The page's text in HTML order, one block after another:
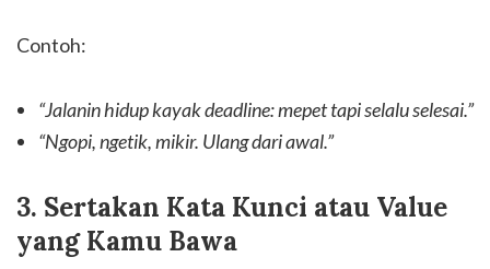
Contoh:
“Jalanin hidup kayak deadline: mepet tapi selalu selesai.”
“Ngopi, ngetik, mikir. Ulang dari awal.”
3. Sertakan Kata Kunci atau Value
yang Kamu Bawa